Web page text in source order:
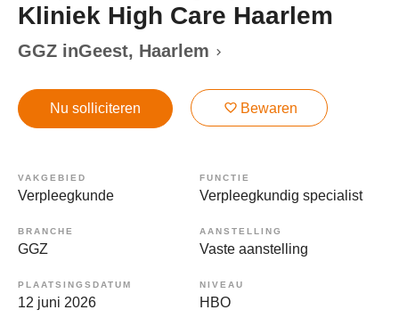
Kliniek High Care Haarlem
GGZ inGeest, Haarlem
Nu solliciteren Bewaren
VAKGEBIED
Verpleegkunde
FUNCTIE
Verpleegkundig specialist
BRANCHE
GGZ
AANSTELLING
Vaste aanstelling
PLAATSINGSDATUM
12 juni 2026
NIVEAU
HBO